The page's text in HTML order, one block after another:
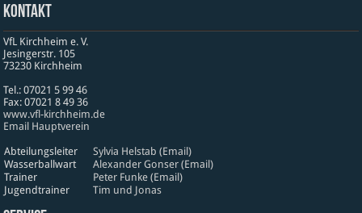
Kontakt
VfL Kirchheim e. V.
Jesinger­str. 105
73230 Kirch­heim
Tel.: 07021 5 99 46
Fax: 07021 8 49 36
www​.vfl​-kirch​heim​.de
Email Hauptverein
Abteilungsleiter
Sylvia Helstab (Email)
Wasserballwart
Alexander Gonser (Email)
Trainer
Peter Funke (Email)
Jugendtrainer
Tim und Jonas